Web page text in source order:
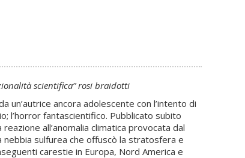
scientifica” rosi braidotti
ancora adolescente con l’intento di
l’horror fantascientifico. Pubblicato subito
all’anomalia climatica provocata dal
nebbia sulfurea che offuscò la stratosfera e
carestie in Europa, Nord America e